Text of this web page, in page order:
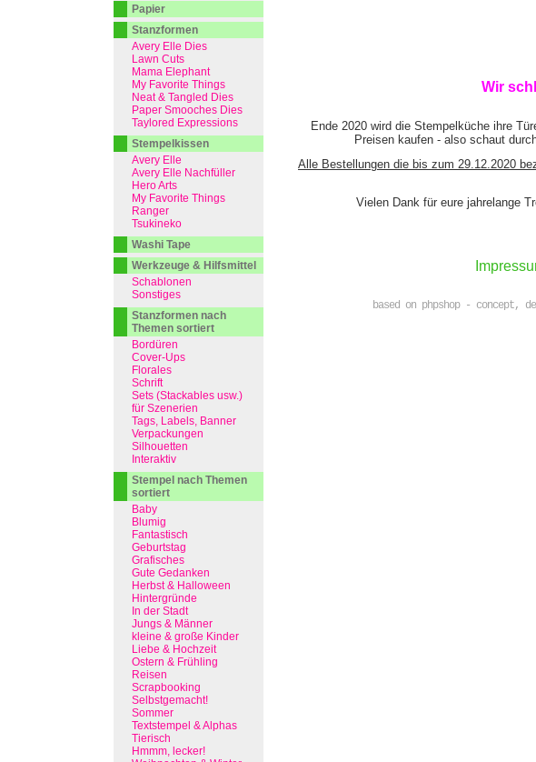
Wir
Ende 2020 wird die Stempelküche ihre
Preisen kaufen - also schaut
Alle Bestellungen die bis zum 29.12.2020
Vielen Dank für eure jahrelange
based on phpshop - concept,
Papier
Stanzformen
Avery Elle Dies
Lawn Cuts
Mama Elephant
My Favorite Things
Neat & Tangled Dies
Paper Smooches Dies
Taylored Expressions
Stempelkissen
Avery Elle
Avery Elle Nachfüller
Hero Arts
My Favorite Things
Ranger
Tsukineko
Washi Tape
Werkzeuge & Hilfsmittel
Schablonen
Sonstiges
Stanzformen nach
Themen sortiert
Bordüren
Cover-Ups
Florales
Schrift
Sets (Stackables usw.)
für Szenerien
Tags, Labels, Banner
Verpackungen
Silhouetten
Interaktiv
Stempel nach Themen
sortiert
Baby
Blumig
Fantastisch
Geburtstag
Grafisches
Gute Gedanken
Herbst & Halloween
Hintergründe
In der Stadt
Jungs & Männer
kleine & große Kinder
Liebe & Hochzeit
Ostern & Frühling
Reisen
Scrapbooking
Selbstgemacht!
Sommer
Textstempel & Alphas
Tierisch
Hmmm, lecker!